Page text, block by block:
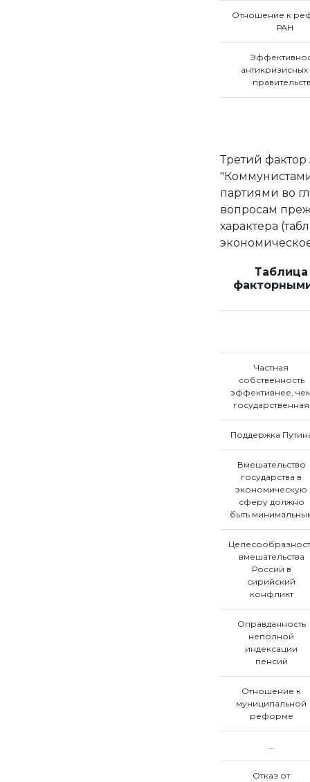
Отношение к
РАН
Третий
партиями во
вопросам
характера
Частная
собственность
эффективнее,
государственная
Поддержка
Вмешательство
государства в
экономическую
сферу должно
быть
вмешательства
России в
сирийский
конфликт
Оправданность
неполной
индексации
пенсий
Отношение к
муниципальной
реформе
...
Отказ от